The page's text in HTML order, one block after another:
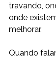
travando,
onde
melhorar.
Quando